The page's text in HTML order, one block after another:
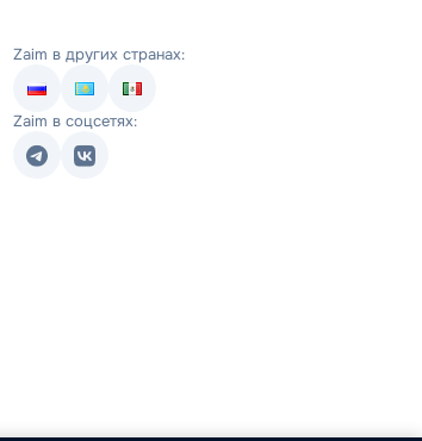
Zaim в других странах:
Zaim в соцсетях: